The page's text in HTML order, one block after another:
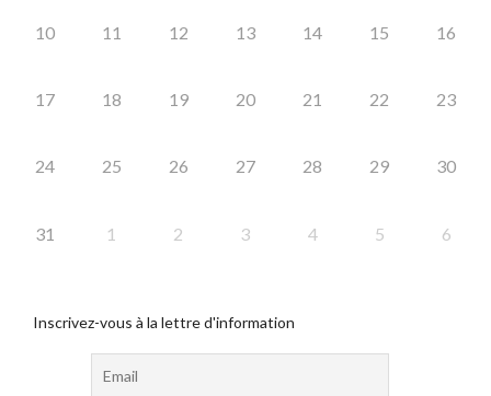
10 11 12 13 14 15 16
17 18 19 20 21 22 23
24 25 26 27 28 29 30
31 1 2 3 4 5 6
Inscrivez-vous à la lettre d'information